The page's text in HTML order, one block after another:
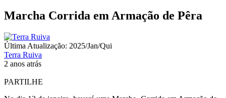
Marcha Corrida em Armação de Pêra
Última Atualização: 2025/Jan/Qui
Terra Ruiva
2 anos atrás
PARTILHE